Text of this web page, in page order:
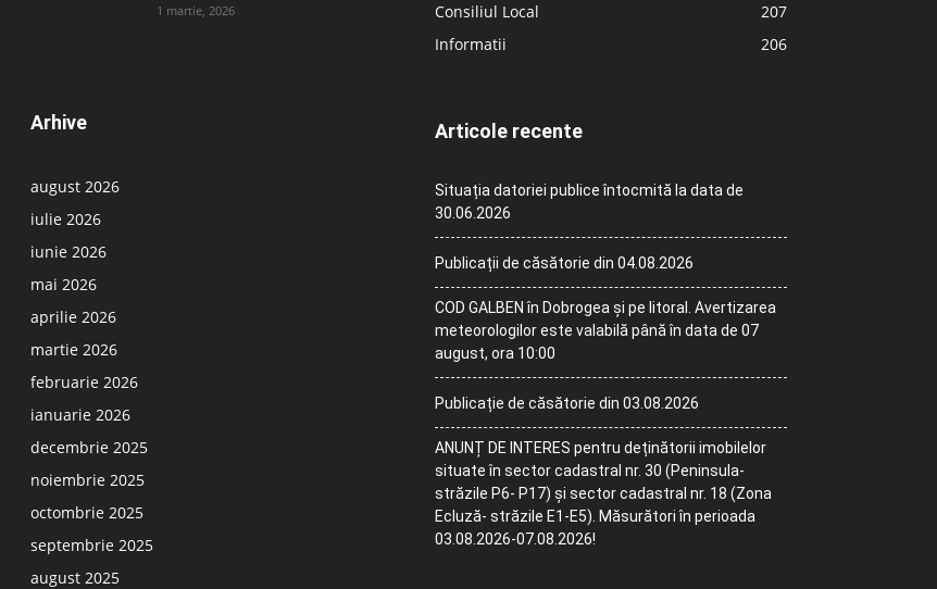
1 martie, 2026
Arhive
august 2026
iulie 2026
iunie 2026
mai 2026
aprilie 2026
martie 2026
februarie 2026
ianuarie 2026
decembrie 2025
noiembrie 2025
octombrie 2025
septembrie 2025
august 2025
Consiliul Local
207
Informatii
206
Articole recente
Situația datoriei publice întocmită la data de
30.06.2026
Publicații de căsătorie din 04.08.2026
COD GALBEN în Dobrogea și pe litoral. Avertizarea
meteorologilor este valabilă până în data de 07
august, ora 10:00
Publicație de căsătorie din 03.08.2026
ANUNȚ DE INTERES pentru deținătorii imobilelor
situate în sector cadastral nr. 30 (Peninsula-
străzile P6- P17) și sector cadastral nr. 18 (Zona
Ecluză- străzile E1-E5). Măsurători în perioada
03.08.2026-07.08.2026!